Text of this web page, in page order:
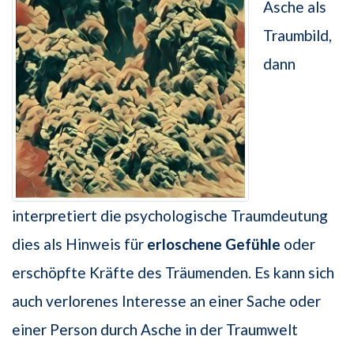
Asche als
Traumbild,
dann
interpretiert die psychologische Traumdeutung
dies als Hinweis für erloschene Gefühle oder
erschöpfte Kräfte des Träumenden. Es kann sich
auch verlorenes Interesse an einer Sache oder
einer Person durch Asche in der Traumwelt